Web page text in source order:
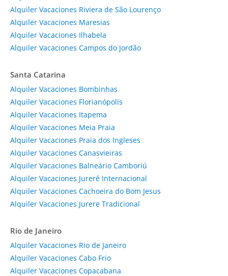
Alquiler Vacaciones Riviera de São Lourenço
Alquiler Vacaciones Maresias
Alquiler Vacaciones Ilhabela
Alquiler Vacaciones Campos do Jordão
Santa Catarina
Alquiler Vacaciones Bombinhas
Alquiler Vacaciones Florianópolis
Alquiler Vacaciones Itapema
Alquiler Vacaciones Meia Praia
Alquiler Vacaciones Praia dos Ingleses
Alquiler Vacaciones Canasvieiras
Alquiler Vacaciones Balneário Camboriú
Alquiler Vacaciones Jurerê Internacional
Alquiler Vacaciones Cachoeira do Bom Jesus
Alquiler Vacaciones Jurere Tradicional
Rio de Janeiro
Alquiler Vacaciones Rio de Janeiro
Alquiler Vacaciones Cabo Frio
Alquiler Vacaciones Copacabana